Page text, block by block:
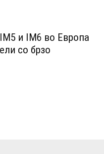
и IM6 во Европа
со брзо